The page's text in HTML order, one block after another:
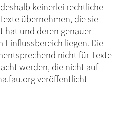
keinerlei rechtliche
übernehmen, die sie
hat und deren genauer
liegen. Die
nicht für Texte
werden, die nicht auf
veröffentlicht